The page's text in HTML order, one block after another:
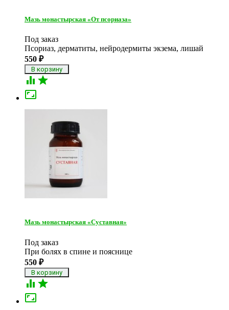
Мазь монастырская «От псориаза»
Под заказ
Псориаз, дерматиты, нейродермиты экзема, лишай
550 ₽
 

Мазь монастырская «Суставная»
Под заказ
При болях в спине и пояснице
550 ₽
 
